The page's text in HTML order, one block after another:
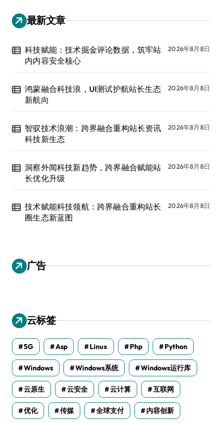
最新文章
科技赋能：技术掘金评论数据，筑牢站
内内容安全核心
2026年8月8日
鸿蒙融合科技浪，UI测试护航站长生态
新航向
2026年8月8日
智驭技术浪潮：跨界融合重构站长资讯
科技新生态
2026年8月8日
洞察外闻科技新趋势，跨界融合赋能站
长优化升级
2026年8月8日
技术赋能科技领航：跨界融合重构站长
圈生态新蓝图
2026年8月8日
广告
云标签
5G Asp Linux Php Python
Windows Windows系统 Windows运行库
云原生 云安全 云计算 互联网
优化 传媒 全球支付 内容创新